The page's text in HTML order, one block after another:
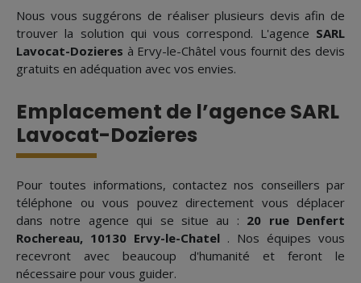
Nous vous suggérons de réaliser plusieurs devis afin de
trouver la solution qui vous correspond. L'agence SARL
Lavocat-Dozieres à Ervy-le-Châtel vous fournit des devis
gratuits en adéquation avec vos envies.
Emplacement de l’agence SARL
Lavocat-Dozieres
Pour toutes informations, contactez nos conseillers par
téléphone ou vous pouvez directement vous déplacer
dans notre agence qui se situe au : 20 rue Denfert
Rochereau, 10130 Ervy-le-Chatel . Nos équipes vous
recevront avec beaucoup d'humanité et feront le
nécessaire pour vous guider.